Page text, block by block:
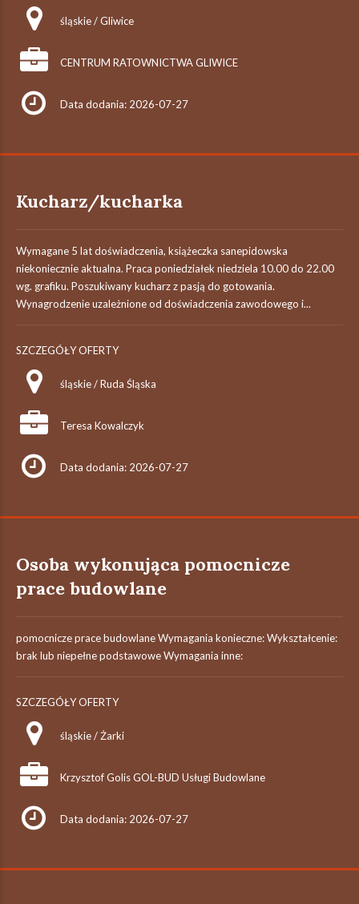
śląskie / Gliwice
CENTRUM RATOWNICTWA GLIWICE
Data dodania: 2026-07-27
Kucharz/kucharka
Wymagane 5 lat doświadczenia, książeczka sanepidowska
niekoniecznie aktualna. Praca poniedziałek niedziela 10.00 do 22.00
wg. grafiku. Poszukiwany kucharz z pasją do gotowania.
Wynagrodzenie uzależnione od doświadczenia zawodowego i...
SZCZEGÓŁY OFERTY
śląskie / Ruda Śląska
Teresa Kowalczyk
Data dodania: 2026-07-27
Osoba wykonująca pomocnicze
prace budowlane
pomocnicze prace budowlane Wymagania konieczne: Wykształcenie:
brak lub niepełne podstawowe Wymagania inne:
SZCZEGÓŁY OFERTY
śląskie / Żarki
Krzysztof Golis GOL-BUD Usługi Budowlane
Data dodania: 2026-07-27